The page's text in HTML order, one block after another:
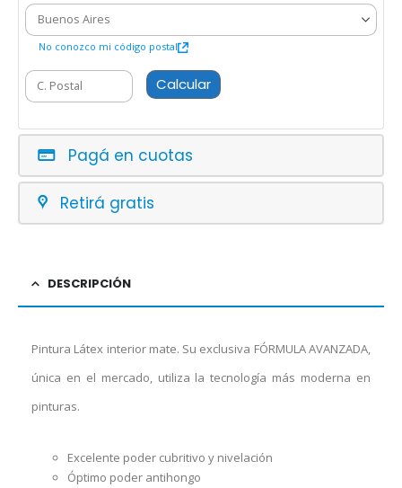
No conozco mi código postal
Calcular
Pagá en cuotas
Retirá gratis
DESCRIPCIÓN
Pintura Látex interior mate. Su exclusiva FÓRMULA AVANZADA,
única en el mercado, utiliza la tecnología más moderna en
pinturas.
Excelente poder cubritivo y nivelación
Óptimo poder antihongo